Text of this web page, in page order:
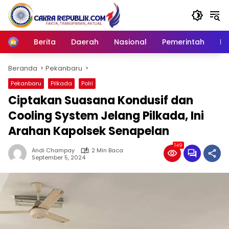
Langsung
konten
Home
Berita Daerah Nasional Pemerintah
Beranda Pekanbaru
Pekanbaru Pilkada Polri
Ciptakan Suasana Kondusif dan
Cooling System Jelang Pilkada, Ini
Arahan Kapolsek Senapelan
Andi Champay
2 Min Baca
September 5, 2024
149